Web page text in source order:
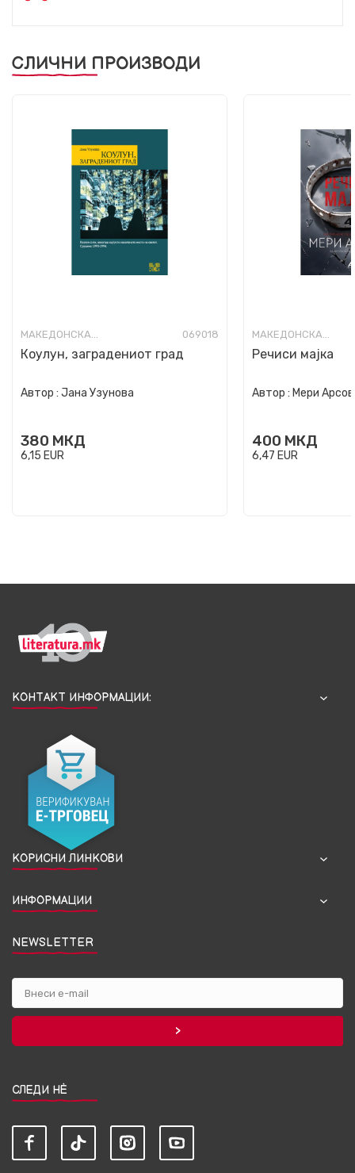
СЛИЧНИ ПРОИЗВОДИ
МАКЕДОНСКА КНИЖЕВНОСТ 069018
Коулун, заградениот град
Автор : Јана Узунова
380 МКД
6,15 EUR
МАКЕДОНСКА КНИЖЕВНОСТ
Речиси мајка
Автор : Мери
400 МКД
6,47 EUR
КОНТАКТ ИНФОРМАЦИИ:
КОРИСНИ ЛИНКОВИ
ИНФОРМАЦИИ
NEWSLETTER
СЛЕДИ НЀ